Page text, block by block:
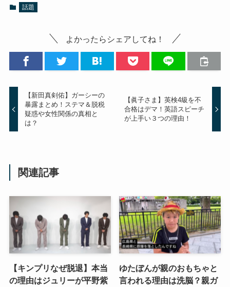
話題
よかったらシェアしてね！
【新田真剣佑】ガーシーの
暴露まとめ！ステマ＆脱税
疑惑や女性関係の真相と
は？
【眞子さま】英検4級を不
合格はデマ！英語スピーチ
が上手い３つの理由！
関連記事
【キンプリなぜ脱退】本当
の理由はジュリーが平野紫
ゆたぼんが親のおもちゃと
言われる理由は洗脳？親ガ